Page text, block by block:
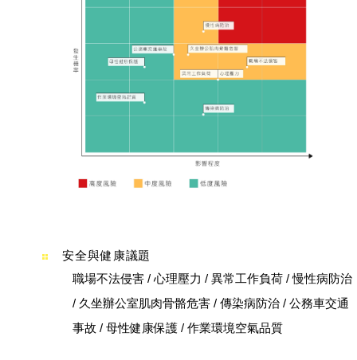
安全與健康議題
職場不法侵害 / 心理壓力 / 異常工作負荷 / 慢性病防治
/ 久坐辦公室肌肉骨骼危害 / 傳染病防治 / 公務車交通
事故 / 母性健康保護 / 作業環境空氣品質